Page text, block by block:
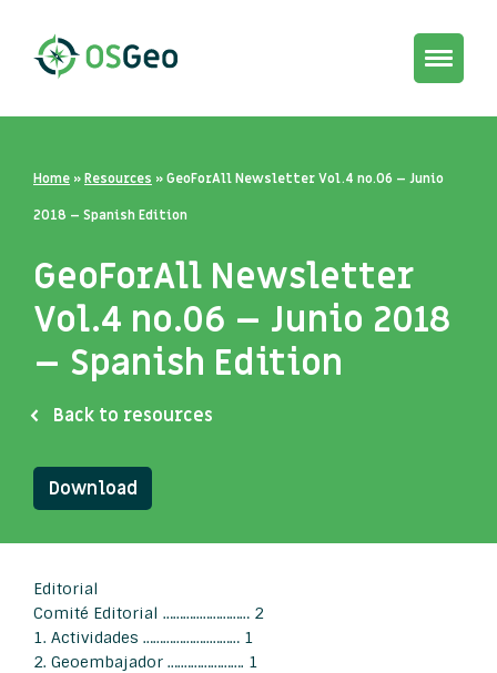
Toggle
Home »Resources »GeoForAll Newsletter Vol.4 no.06 – Junio
2018 – Spanish Edition
GeoForAll Newsletter
Vol.4 no.06 – Junio 2018
– Spanish Edition
Back to resources
Download
Editorial
Comité Editorial ………..…………… 2
1. Actividades ………………..……… 1
2. Geoembajador ….………………. 1